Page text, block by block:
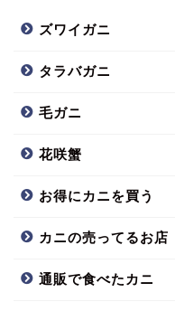
ズワイガニ
タラバガニ
毛ガニ
花咲蟹
お得にカニを買う
カニの売ってるお店
通販で食べたカニ